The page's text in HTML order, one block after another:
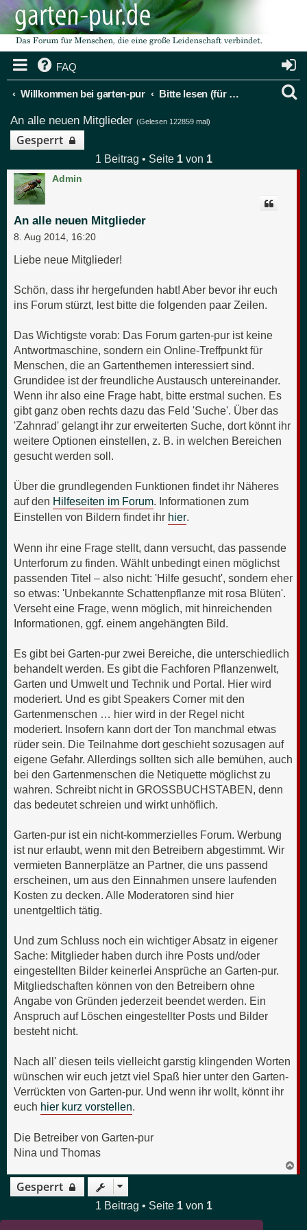
FAQ
Willkommen bei garten-pur Bitte lesen (für neue Mitglieder)
An alle neuen Mitglieder (Gelesen 122859 mal)
Gesperrt
1 Beitrag • Seite 1von 1
Admin
An alle neuen Mitglieder
8. Aug 2014, 16:20
Liebe neue Mitglieder!
Schön, dass ihr hergefunden habt! Aber bevor ihr euch
ins Forum stürzt, lest bitte die folgenden paar Zeilen.
Das Wichtigste vorab: Das Forum garten-pur ist keine
Antwortmaschine, sondern ein Online-Treffpunkt für
Menschen, die an Gartenthemen interessiert sind.
Grundidee ist der freundliche Austausch untereinander.
Wenn ihr also eine Frage habt, bitte erstmal suchen. Es
gibt ganz oben rechts dazu das Feld 'Suche'. Über das
'Zahnrad' gelangt ihr zur erweiterten Suche, dort könnt ihr
weitere Optionen einstellen, z. B. in welchen Bereichen
gesucht werden soll.
Über die grundlegenden Funktionen findet ihr Näheres
auf den Hilfeseiten im Forum. Informationen zum
Einstellen von Bildern findet ihr hier.
Wenn ihr eine Frage stellt, dann versucht, das passende
Unterforum zu finden. Wählt unbedingt einen möglichst
passenden Titel – also nicht: 'Hilfe gesucht', sondern eher
so etwas: 'Unbekannte Schattenpflanze mit rosa Blüten'.
Verseht eine Frage, wenn möglich, mit hinreichenden
Informationen, ggf. einem angehängten Bild.
Es gibt bei Garten-pur zwei Bereiche, die unterschiedlich
behandelt werden. Es gibt die Fachforen Pflanzenwelt,
Garten und Umwelt und Technik und Portal. Hier wird
moderiert. Und es gibt Speakers Corner mit den
Gartenmenschen … hier wird in der Regel nicht
moderiert. Insofern kann dort der Ton manchmal etwas
rüder sein. Die Teilnahme dort geschieht sozusagen auf
eigene Gefahr. Allerdings sollten sich alle bemühen, auch
bei den Gartenmenschen die Netiquette möglichst zu
wahren. Schreibt nicht in GROSSBUCHSTABEN, denn
das bedeutet schreien und wirkt unhöflich.
Garten-pur ist ein nicht-kommerzielles Forum. Werbung
ist nur erlaubt, wenn mit den Betreibern abgestimmt. Wir
vermieten Bannerplätze an Partner, die uns passend
erscheinen, um aus den Einnahmen unsere laufenden
Kosten zu decken. Alle Moderatoren sind hier
unentgeltlich tätig.
Und zum Schluss noch ein wichtiger Absatz in eigener
Sache: Mitglieder haben durch ihre Posts und/oder
eingestellten Bilder keinerlei Ansprüche an Garten-pur.
Mitgliedschaften können von den Betreibern ohne
Angabe von Gründen jederzeit beendet werden. Ein
Anspruch auf Löschen eingestellter Posts und Bilder
besteht nicht.
Nach all' diesen teils vielleicht garstig klingenden Worten
wünschen wir euch jetzt viel Spaß hier unter den Garten-
Verrückten von Garten-pur. Und wenn ihr wollt, könnt ihr
euch hier kurz vorstellen.
Die Betreiber von Garten-pur
Nina und Thomas
a
Gesperrt
1 Beitrag • Seite 1von 1